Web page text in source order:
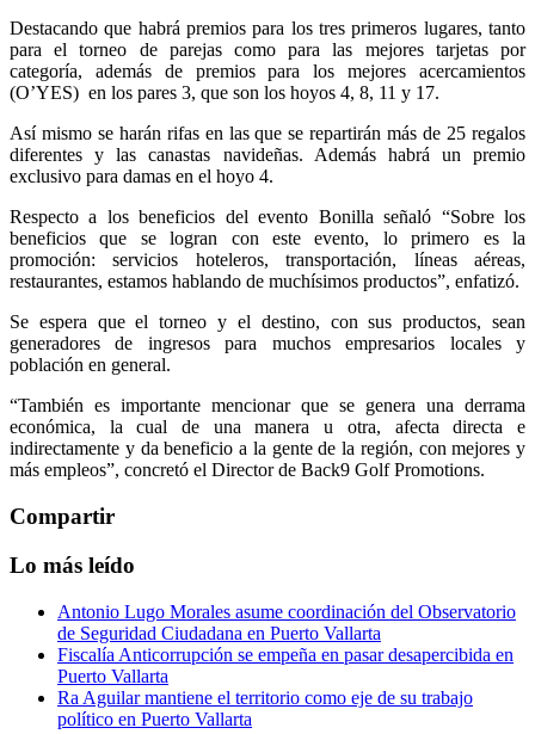
Destacando que habrá premios para los tres primeros lugares, tanto
para el torneo de parejas como para las mejores tarjetas por
categoría, además de premios para los mejores acercamientos
(O’YES) en los pares 3, que son los hoyos 4, 8, 11 y 17.
Así mismo se harán rifas en las que se repartirán más de 25 regalos
diferentes y las canastas navideñas. Además habrá un premio
exclusivo para damas en el hoyo 4.
Respecto a los beneficios del evento Bonilla señaló “Sobre los
beneficios que se logran con este evento, lo primero es la
promoción: servicios hoteleros, transportación, líneas aéreas,
restaurantes, estamos hablando de muchísimos productos”, enfatizó.
Se espera que el torneo y el destino, con sus productos, sean
generadores de ingresos para muchos empresarios locales y
población en general.
“También es importante mencionar que se genera una derrama
económica, la cual de una manera u otra, afecta directa e
indirectamente y da beneficio a la gente de la región, con mejores y
más empleos”, concretó el Director de Back9 Golf Promotions.
Compartir
Lo más leído
Antonio Lugo Morales asume coordinación del Observatorio
de Seguridad Ciudadana en Puerto Vallarta
Fiscalía Anticorrupción se empeña en pasar desapercibida en
Puerto Vallarta
Ra Aguilar mantiene el territorio como eje de su trabajo
político en Puerto Vallarta